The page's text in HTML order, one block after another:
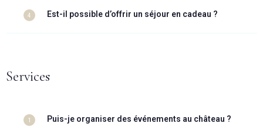
4 Est-il possible d’offrir un séjour en cadeau ?
Services
1 Puis-je organiser des événements au château ?